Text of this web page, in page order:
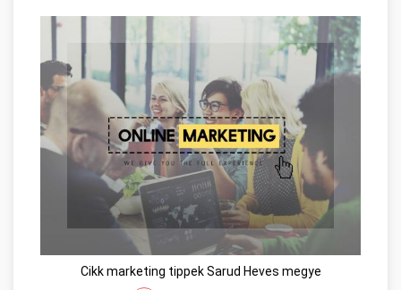
Cikk marketing tippek Sarud Heves megye